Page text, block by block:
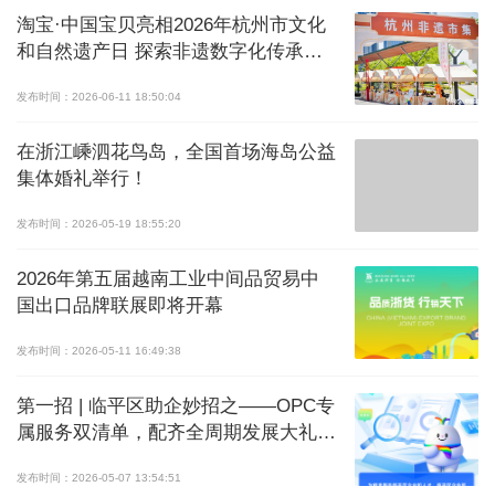
淘宝·中国宝贝亮相2026年杭州市文化
和自然遗产日 探索非遗数字化传承新
发布时间：2026-06-11 18:50:04
在浙江嵊泗花鸟岛，全国首场海岛公益
集体婚礼举行！
发布时间：2026-05-19 18:55:20
2026年第五届越南工业中间品贸易中
国出口品牌联展即将开幕
发布时间：2026-05-11 16:49:38
第一招 | 临平区助企妙招之——OPC专
属服务双清单，配齐全周期发展大礼
发布时间：2026-05-07 13:54:51